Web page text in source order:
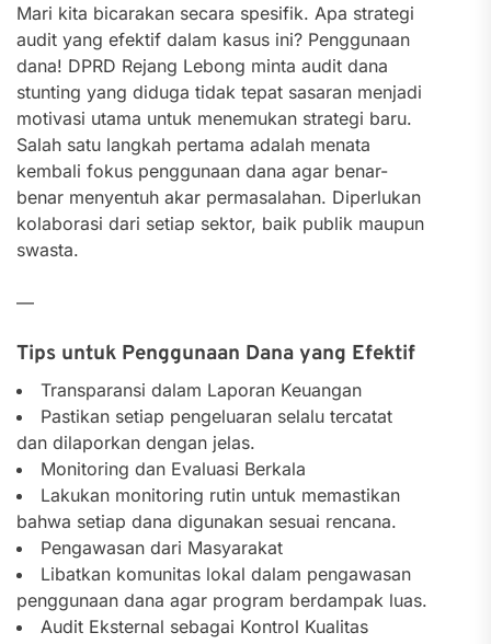
Mari kita bicarakan secara spesifik. Apa strategi
audit yang efektif dalam kasus ini? Penggunaan
dana! DPRD Rejang Lebong minta audit dana
stunting yang diduga tidak tepat sasaran menjadi
motivasi utama untuk menemukan strategi baru.
Salah satu langkah pertama adalah menata
kembali fokus penggunaan dana agar benar-
benar menyentuh akar permasalahan. Diperlukan
kolaborasi dari setiap sektor, baik publik maupun
swasta.
—
Tips untuk Penggunaan Dana yang Efektif
Transparansi dalam Laporan Keuangan
Pastikan setiap pengeluaran selalu tercatat
dan dilaporkan dengan jelas.
Monitoring dan Evaluasi Berkala
Lakukan monitoring rutin untuk memastikan
bahwa setiap dana digunakan sesuai rencana.
Pengawasan dari Masyarakat
Libatkan komunitas lokal dalam pengawasan
penggunaan dana agar program berdampak luas.
Audit Eksternal sebagai Kontrol Kualitas